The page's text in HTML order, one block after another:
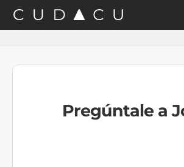
Saltar
a
Saltar
al
Saltar
a
Pregúntale a